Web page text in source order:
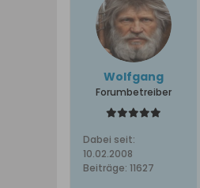
Wolfgang
Forumbetreiber
Dabei seit:
10.02.2008
Beiträge: 11627